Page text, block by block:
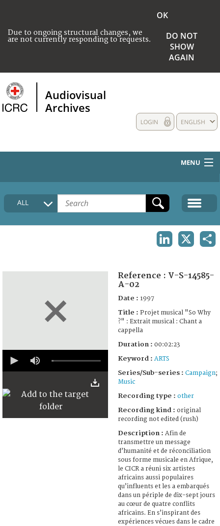
Due to ongoing structural changes, we
are not currently responding to requests.
OK
DO NOT
SHOW
AGAIN
Audiovisual
Archives
ENGLISH
LOGIN
MENU
HOME
COLLECTIONS DESCRIPTION
ALL
seconds
23
Reference : V-S-14585-
A-02
Date : 1997
Title : Projet musical "So Why
?" : Extrait musical : Chant a
cappella
Duration : 00:02:23
Keyword : ARTS
Series/Sub-series : Campaign;
Music
Recording type : other
Recording kind : original
recording not edited (rush)
Description : Afin de
transmettre un message
d’humanité et de réconciliation
sous forme musicale en Afrique,
le CICR a réuni six artistes
africains aussi populaires
qu’influents et les a embarqués
dans un périple de dix-sept jours
au cœur de quatre conflits
africains. En s’inspirant des
expériences vécues dans le cadre